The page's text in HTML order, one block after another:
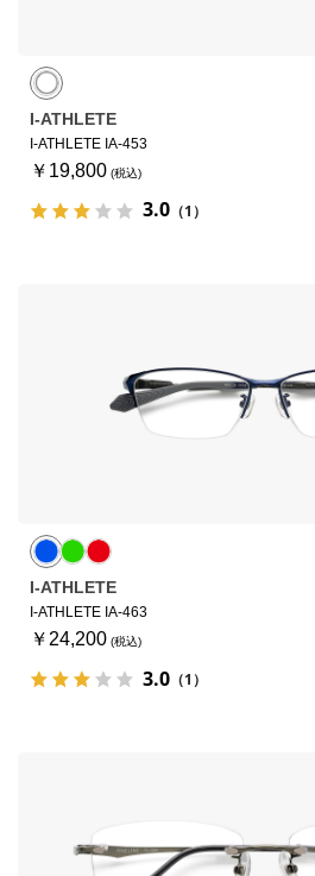
I-ATHLETE
I-ATHLETE IA-453
￥19,800
3.0 （1）
I-ATHLETE
I-ATHLETE IA-463
￥24,200
3.0 （1）